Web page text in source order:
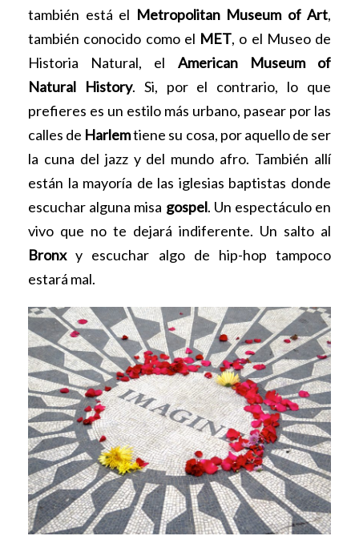
también está el Metropolitan Museum of Art,
también conocido como el MET, o el Museo de
Historia Natural, el American Museum of
Natural History. Si, por el contrario, lo que
prefieres es un estilo más urbano, pasear por las
calles de Harlemtiene su cosa, por aquello de ser
la cuna del jazz y del mundo afro. También allí
están la mayoría de las iglesias baptistas donde
escuchar alguna misa gospel. Un espectáculo en
vivo que no te dejará indiferente. Un salto al
Bronxy escuchar algo de hip-hop tampoco
estará mal.